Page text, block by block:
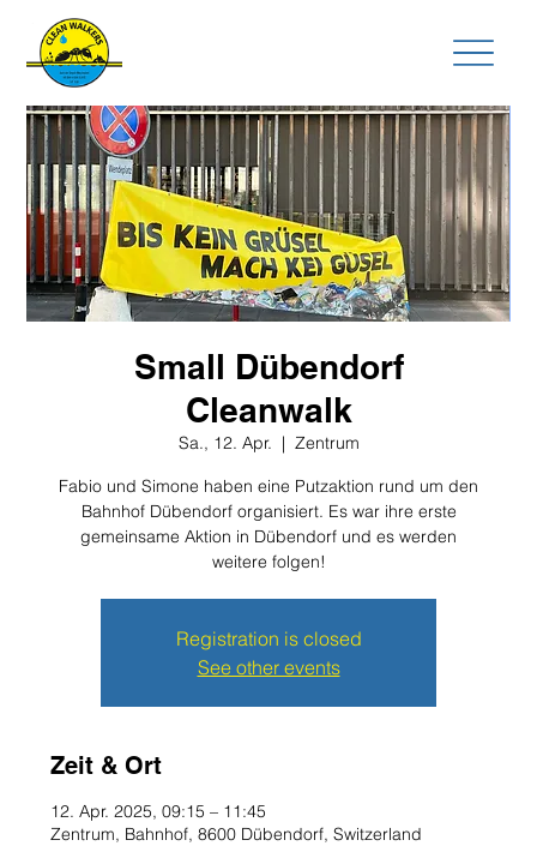
Small Dübendorf
Cleanwalk
Sa., 12. Apr.
  |
Zentrum
Fabio und Simone haben eine Putzaktion rund um den
Bahnhof Dübendorf organisiert. Es war ihre erste
gemeinsame Aktion in Dübendorf und es werden
weitere folgen!
Registration is closed
See other events
Zeit & Ort
12. Apr. 2025, 09:15 – 11:45
Zentrum, Bahnhof, 8600 Dübendorf, Switzerland